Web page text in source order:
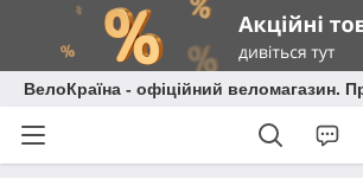
ВелоКраїна - офіційний веломагазин.